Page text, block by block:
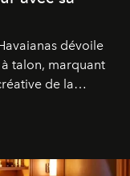
dévoile
talon, marquant
de la